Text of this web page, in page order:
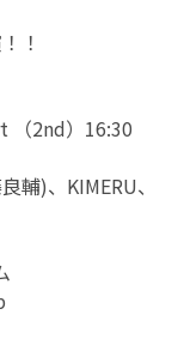
！
（2nd）16:30
輔)、KIMERU、